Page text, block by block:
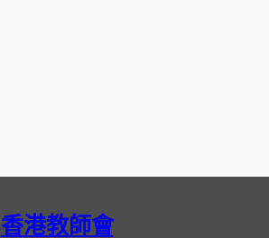
香港教師會